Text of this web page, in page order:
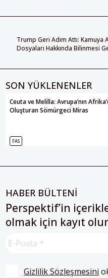
Trump Geri Adım Attı: Kamuya
Dosyaları Hakkında Bilinmesi
SON YÜKLENENLER
Ceuta ve Melilla: Avrupa’nın
Oluşturan Sömürgeci Miras
FAS
HABER BÜLTENİ
Perspektif’in
olmak için kayıt
Gizlilik Sözleşmesini